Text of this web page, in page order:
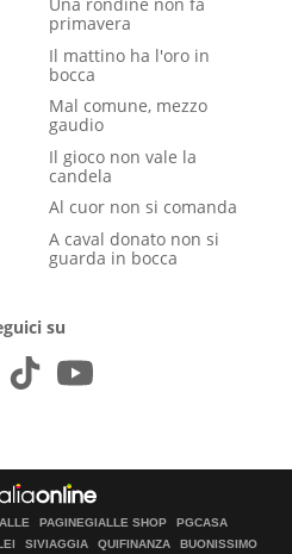
Una rondine non fa
primavera
Il mattino ha l'oro in
bocca
Mal comune, mezzo
gaudio
Il gioco non vale la
candela
Al cuor non si comanda
A caval donato non si
guarda in bocca
su
PAGINEGIALLE SHOP
PGCASA
SIVIAGGIA QUIFINANZA BUONISSIMO